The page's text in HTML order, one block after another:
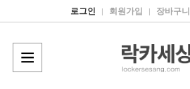
로그인 | 회원가입 | 장바구니